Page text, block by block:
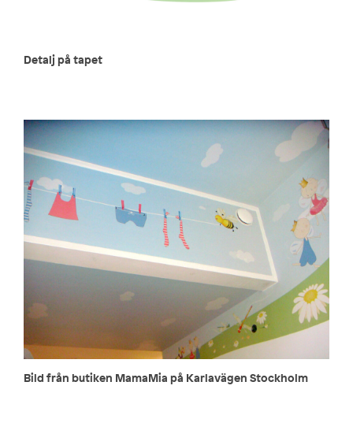
Detalj på tapet
Bild från butiken MamaMia på Karlavägen Stockholm